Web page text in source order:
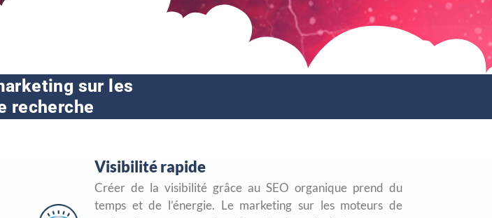
sur les
recherche
Visibilité rapide
Créer de la visibilité grâce au SEO organique prend du
temps et de l’énergie. Le marketing sur les moteurs de